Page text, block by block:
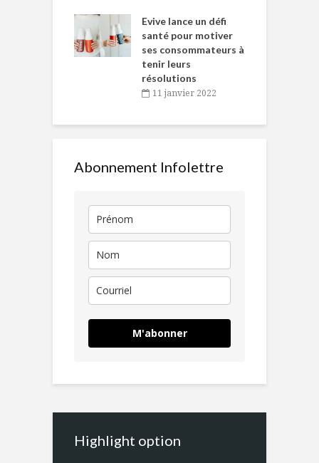
Evive lance un défi
santé pour motiver
ses consommateurs à
tenir leurs
résolutions
11 janvier 2022
Abonnement Infolettre
M'abonner
Highlight option